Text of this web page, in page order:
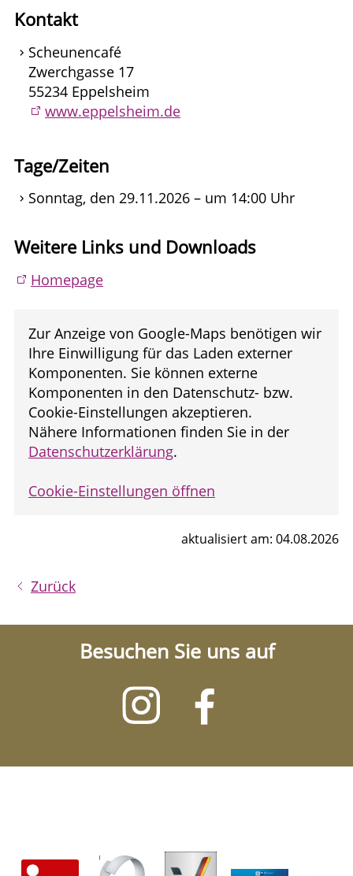
Kontakt
Scheunencafé
Zwerchgasse 17
55234 Eppelsheim
www.eppelsheim.de
Tage/Zeiten
Sonntag, den 29.11.2026 – um 14:00 Uhr
Weitere Links und Downloads
Homepage
Zur Anzeige von Google-Maps benötigen wir
Ihre Einwilligung für das Laden externer
Komponenten. Sie können externe
Komponenten in den Datenschutz- bzw.
Cookie-Einstellungen akzeptieren.
Nähere Informationen finden Sie in der
Datenschutzerklärung.
Cookie-Einstellungen öffnen
aktualisiert am: 04.08.2026
Zurück
Besuchen Sie uns auf
Besuchen
Sie
Besuchen
Sie